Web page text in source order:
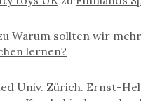
Warum sollten wir mehr
lernen?
Univ. Zürich. Ernst-